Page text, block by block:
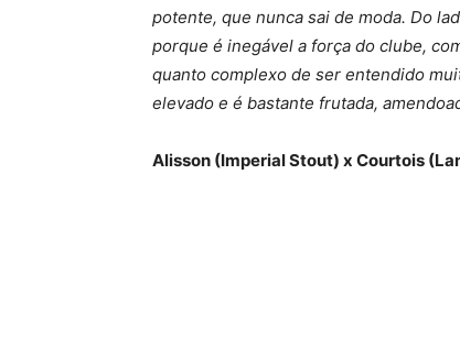
potente, que nunca sai de moda. Do
porque é inegável a força do clube,
quanto complexo de ser entendido
elevado e é bastante frutada,
Alisson (Imperial Stout) x Courtois